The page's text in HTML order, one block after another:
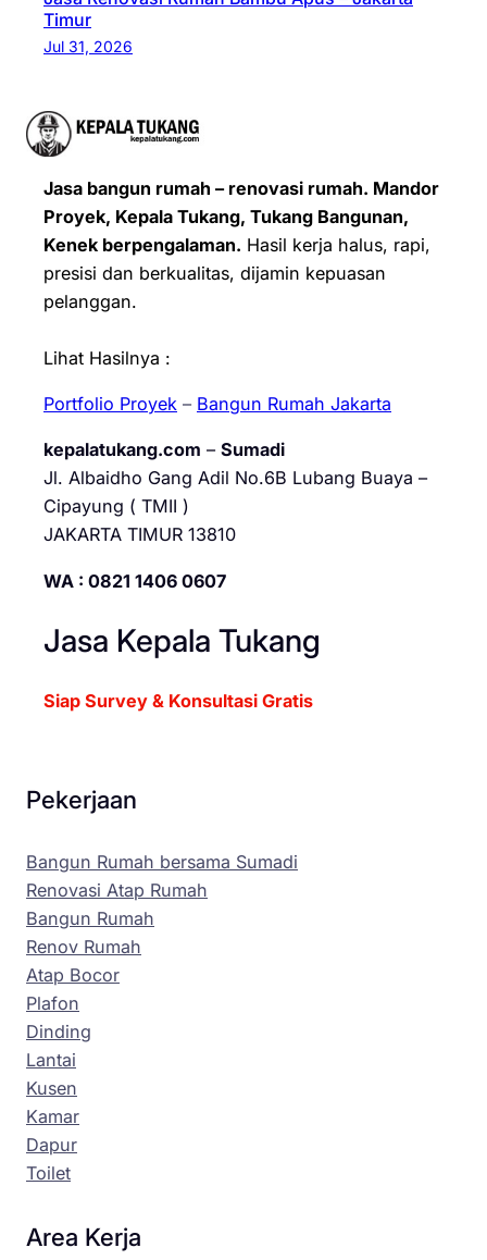
Timur
Jul 31, 2026
Jasa bangun rumah – renovasi rumah. Mandor
Proyek, Kepala Tukang, Tukang Bangunan,
Kenek berpengalaman. Hasil kerja halus, rapi,
presisi dan berkualitas, dijamin kepuasan
pelanggan.
Lihat Hasilnya :
Portfolio Proyek – Bangun Rumah Jakarta
kepalatukang.com – Sumadi
Jl. Albaidho Gang Adil No.6B Lubang Buaya –
Cipayung ( TMII )
JAKARTA TIMUR 13810
WA : 0821 1406 0607
Jasa Kepala Tukang
Siap Survey & Konsultasi Gratis
Pekerjaan
Bangun Rumah bersama Sumadi
Renovasi Atap Rumah
Bangun Rumah
Renov Rumah
Atap Bocor
Plafon
Dinding
Lantai
Kusen
Kamar
Dapur
Toilet
Area Kerja